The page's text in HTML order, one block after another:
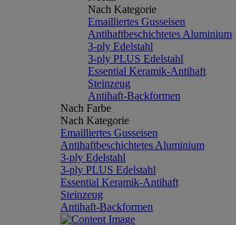
Nach Kategorie
Emailliertes Gusseisen
Antihaftbeschichtetes Aluminium
3-ply Edelstahl
3-ply PLUS Edelstahl
Essential Keramik-Antihaft
Steinzeug
Antihaft-Backformen
Nach Farbe
Nach Kategorie
Emailliertes Gusseisen
Antihaftbeschichtetes Aluminium
3-ply Edelstahl
3-ply PLUS Edelstahl
Essential Keramik-Antihaft
Steinzeug
Antihaft-Backformen